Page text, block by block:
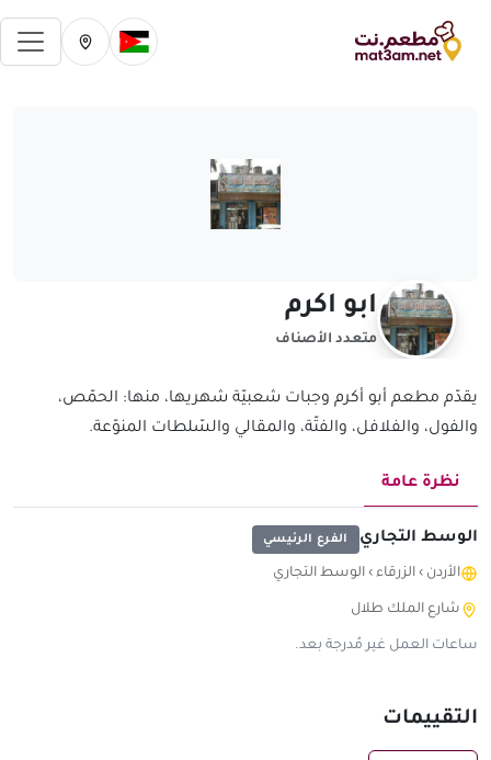
تغيير الدولة الحالية
تغيير المدينة
ابو اكرم
متعدد الأصناف
يقدّم مطعم أبو أكرم وجبات شعبيّة شهريها، منها: الحمّص،
والفول، والفلافل، والفتّة، والمقالي والسّلطات المنوّعة.
نظرة عامة
الوسط التجاري الفرع الرئيسي
الأردن › الزرقاء › الوسط التجاري
شارع الملك طلال
ساعات العمل غير مُدرجة بعد.
التقييمات